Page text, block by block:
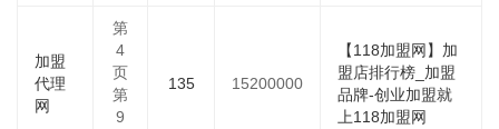
加盟
代理
网
第
4
页
第
9
135 15200000
【118加盟网】加
盟店排行榜_加盟
品牌-创业加盟就
上118加盟网